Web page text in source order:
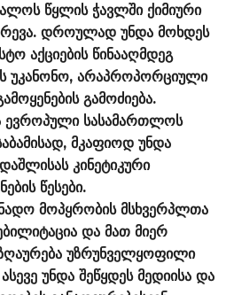
წყლის ჭავლში ქიმიური
დროულად უნდა მოხდეს
აქციების წინააღმდეგ
უკანონო, არაპროპორციული
გამოძიება.
ევროპული სასამართლოს
მკაფიოდ უნდა
კინეტიკური
წესები.
მოპყრობის მსხვერპლთა
და მათ მიერ
უზრუნველყოფილი
უნდა შეწყდეს მედიისა და